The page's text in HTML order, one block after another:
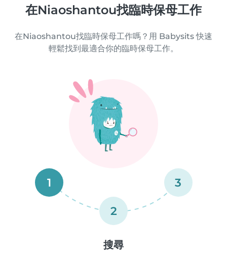
在Niaoshantou找臨時保母工作
在Niaoshantou找臨時保母工作嗎？用 Babysits 快速
輕鬆找到最適合你的臨時保母工作。
1
2
3
搜尋